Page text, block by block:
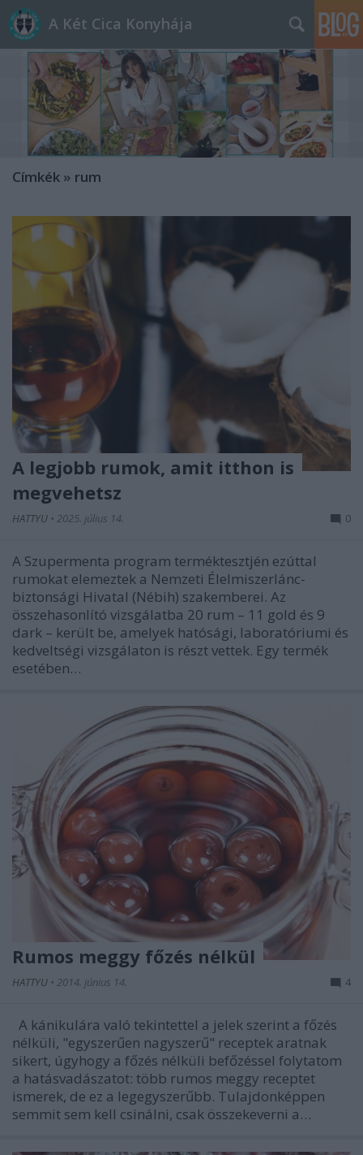
A Két Cica Konyhája
Címkék » rum
A legjobb rumok, amit itthon is
megvehetsz
HATTYU • 2025. július 14. 0
A Szupermenta program terméktesztjén ezúttal
rumokat elemeztek a Nemzeti Élelmiszerlánc-
biztonsági Hivatal (Nébih) szakemberei. Az
összehasonlító vizsgálatba 20 rum – 11 gold és 9
dark – került be, amelyek hatósági, laboratóriumi és
kedveltségi vizsgálaton is részt vettek. Egy termék
esetében…
Rumos meggy főzés nélkül
HATTYU • 2014. június 14. 4
A kánikulára való tekintettel a jelek szerint a főzés
nélküli, "egyszerűen nagyszerű" receptek aratnak
sikert, úgyhogy a főzés nélküli befőzéssel folytatom
a hatásvadászatot: több rumos meggy receptet
ismerek, de ez a legegyszerűbb. Tulajdonképpen
semmit sem kell csinálni, csak összekeverni a…